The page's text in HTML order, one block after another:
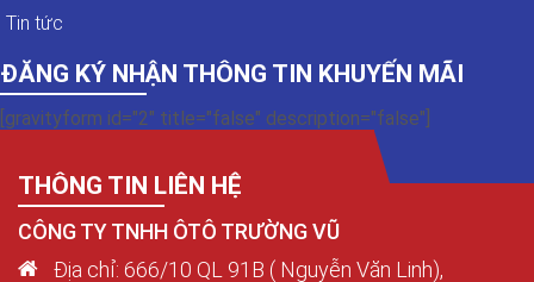
Tin tức
ĐĂNG KÝ NHẬN THÔNG TIN KHUYẾN MÃI
[gravityform id="2" title="false" description="false"]
THÔNG TIN LIÊN HỆ
CÔNG TY TNHH ÔTÔ TRƯỜNG VŨ
Địa chỉ: 666/10 QL 91B ( Nguyễn Văn Linh),